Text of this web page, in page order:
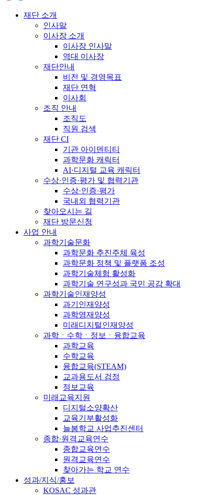
재단 소개
인사말
이사장 소개
이사장 인사말
역대 이사장
재단안내
비전 및 경영목표
재단 연혁
이사회
조직 안내
조직도
직원 검색
재단 CI
기관 아이덴티티
과학문화 캐릭터
AI·디지털 교육 캐릭터
수상·인증·평가 및 협력기관
수상·인증·평가
국내외 협력기관
찾아오시는 길
재단 방문신청
사업 안내
과학기술문화
과학문화 추진주체 육성
과학문화 정책 및 플랫폼 조성
과학기술체험 활성화
과학기술 연구성과 국민 공감 확대
과학기술인재양성
과기인재양성
과학영재양성
미래디지털인재양성
과학ㆍ수학ㆍ정보ㆍ융합교육
과학교육
수학교육
융합교육(STEAM)
교과용도서 검정
정보교육
미래교육지원
디지털소양확산
교육기부활성화
늘봄학교 사업추진센터
종합·원격교육연수
종합교육연수
원격교육연수
찾아가는 학교 연수
성과/지식/홍보
KOSAC 성과관